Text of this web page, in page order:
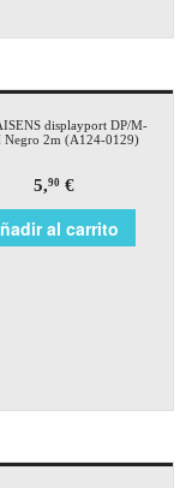
displayport DP/M-
Negro 2m (A124-0129)
5,90€
al carrito